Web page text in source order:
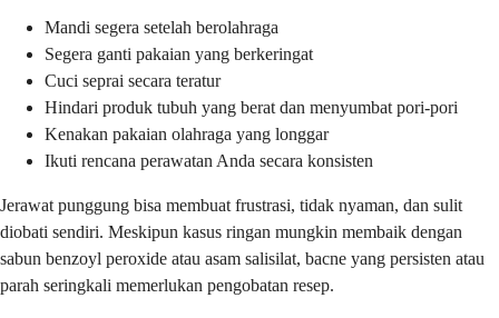
Mandi segera setelah berolahraga
Segera ganti pakaian yang berkeringat
Cuci seprai secara teratur
Hindari produk tubuh yang berat dan menyumbat pori-pori
Kenakan pakaian olahraga yang longgar
Ikuti rencana perawatan Anda secara konsisten
Jerawat punggung bisa membuat frustrasi, tidak nyaman, dan sulit
diobati sendiri. Meskipun kasus ringan mungkin membaik dengan
sabun benzoyl peroxide atau asam salisilat, bacne yang persisten atau
parah seringkali memerlukan pengobatan resep.